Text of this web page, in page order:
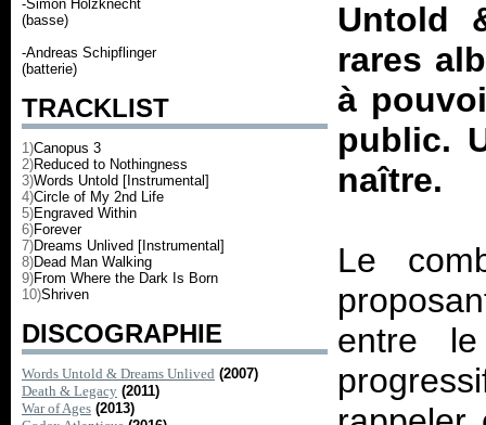
-Simon Holzknecht
(basse)
-Andreas Schipflinger
(batterie)
TRACKLIST
1)Canopus 3
2)Reduced to Nothingness
3)Words Untold [Instrumental]
4)Circle of My 2nd Life
5)Engraved Within
6)Forever
7)Dreams Unlived [Instrumental]
8)Dead Man Walking
9)From Where the Dark Is Born
10)Shriven
DISCOGRAPHIE
Words Untold & Dreams Unlived (2007)
Death & Legacy (2011)
War of Ages (2013)
Untold
rares
à
public.
naître.
Le
entre